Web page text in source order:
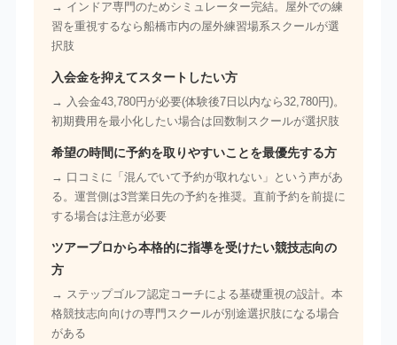
→ インドア専門のためシミュレーター完結。屋外での練
習を重視するなら船橋市内の屋外練習場系スクールが選
択肢
入会金を抑えてスタートしたい方
→ 入会金43,780円が必要(体験後7日以内なら32,780円)。
初期費用を最小化したい場合は回数制スクールが選択肢
希望の時間に予約を取りやすいことを最優先する方
→ 口コミに「混んでいて予約が取れない」という声があ
る。運営側は3営業日先の予約を推奨。直前予約を前提に
する場合は注意が必要
ツアープロから本格的に指導を受けたい競技志向の
方
→ ステップゴルフ認定コーチによる基礎重視の設計。本
格競技志向向けの専門スクールが別途選択肢になる場合
がある